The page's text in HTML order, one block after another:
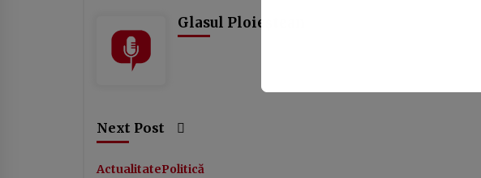
Glasul Ploieștean
Next Post
ActualitatePolitică